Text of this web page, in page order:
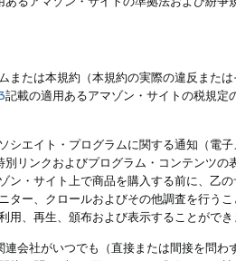
または本規約（本規約の実際の違反また
記載の適用あるアマゾン・サイトの税規定
シエイト・プログラムに関する通知（電
別リンクおよびプログラム・コンテンツ
ン・サイト上で商品を購入する前に、乙
ター、クロールおよびその他調査を行う
用、再生、頒布および表示することがで
連会社がいつでも（直接または間接を問